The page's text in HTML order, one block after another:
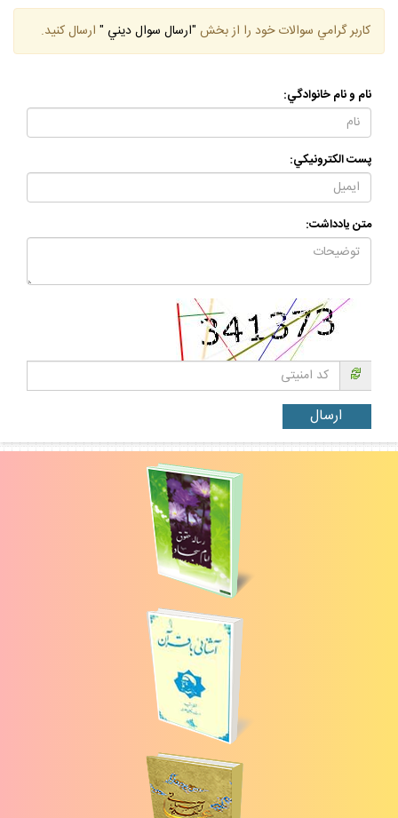
كاربر گرامي سوالات خود را از بخش "ارسال سوال ديني " ارسال كنيد.
نام و نام خانوادگي:
پست الكترونيكي:
متن يادداشت: